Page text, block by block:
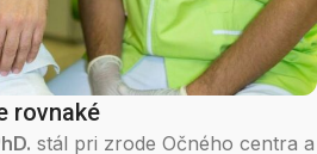
rovnaké
stál pri zrode Očného centra a